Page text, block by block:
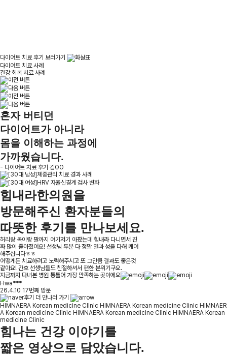
다이어트 치료 후기 보러가기
다이어트 치료 사례
건강 회복 치료 사례
혼자 버티던
다이어트가 아니라
몸을 이해하는 과정에
가까웠습니다.
- 다이어트 치료 후기 김OO
힘내라한의원을
방문해주신 환자분들의
따뜻한 후기 를 만나보세요.
허리랑 목이랑 팔까지 여기저기 아팠는데 힘내라 다니면서 진
짜 많이 좋아졌어요! 선생님 두분 다 정말 열과 성을 다해 케어
해주십니다ㅎㅎ
어떻게든 치료하려고 노력해주시고 또 그만큼 결과도 좋은것
같아요! 간호 선생님들도 친절하셔서 편한 분위기구요.
지금까지 다녀본 병원 통틀어 가장 만족하는 곳이에요
Hwa***
26.4.10 17번째 방문
후기 더 만나러 가기
HIMNAERA Korean medicine Clinic HIMNAERA Korean medicine Clinic HIMNAER
A Korean medicine Clinic HIMNAERA Korean medicine Clinic HIMNAERA Korean
medicine Clinic
힘나는 건강 이야기 를
짧은 영상으로 담았습니다.